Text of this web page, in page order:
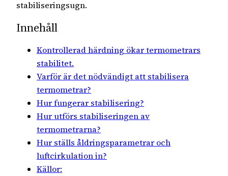
stabiliseringsugn.
Innehåll
Kontrollerad härdning ökar termometrars
stabilitet.
Varför är det nödvändigt att stabilisera
termometrar?
Hur fungerar stabilisering?
Hur utförs stabiliseringen av
termometrarna?
Hur ställs åldringsparametrar och
luftcirkulation in?
Källor: